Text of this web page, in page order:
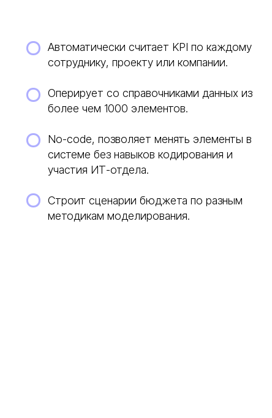
Автоматически считает KPI по каждому
сотруднику, проекту или компании.
Оперирует со справочниками данных из
более чем 1000 элементов.
No-code, позволяет менять элементы в
системе без навыков кодирования и
участия ИТ-отдела.
Строит сценарии бюджета по разным
методикам моделирования.